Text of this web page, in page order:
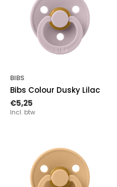
BIBS
Bibs Colour Dusky Lilac
€5,25
Incl. btw